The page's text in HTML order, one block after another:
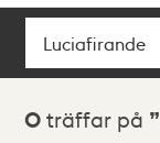
Sök
Sökresultat
0 träffar på